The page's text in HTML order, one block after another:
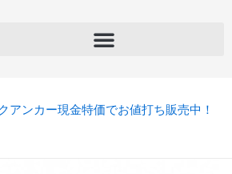
アンカー現金特価でお値打ち販売中！